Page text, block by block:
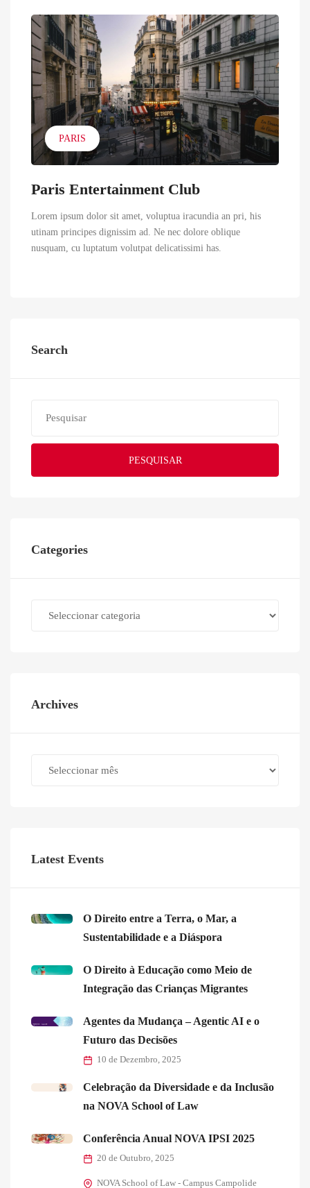
PARIS
Paris Entertainment Club
Lorem ipsum dolor sit amet, voluptua iracundia an pri, his
utinam principes dignissim ad. Ne nec dolore oblique
nusquam, cu luptatum volutpat delicatissimi has.
Search
PESQUISAR
Categories
Archives
Latest Events
O Direito entre a Terra, o Mar, a
Sustentabilidade e a Diáspora
O Direito à Educação como Meio de
Integração das Crianças Migrantes
Agentes da Mudança – Agentic AI e o
Futuro das Decisões
10 de Dezembro, 2025
Celebração da Diversidade e da Inclusão
na NOVA School of Law
Conferência Anual NOVA IPSI 2025
20 de Outubro, 2025
NOVA School of Law - Campus Campolide